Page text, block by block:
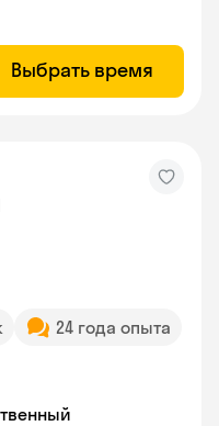
Выбрать время
24 года опыта